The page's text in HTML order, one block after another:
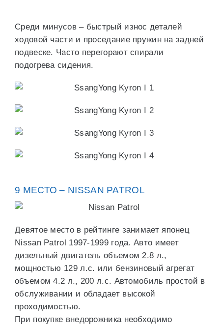
Среди минусов – быстрый износ деталей
ходовой части и проседание пружин на задней
подвеске. Часто перегорают спирали
подогрева сидения.
9 МЕСТО – NISSAN PATROL
Девятое место в рейтинге занимает японец
Nissan Patrol 1997-1999 года. Авто имеет
дизельный двигатель объемом 2.8 л.,
мощностью 129 л.с. или бензиновый агрегат
объемом 4.2 л., 200 л.с. Автомобиль простой в
обслуживании и обладает высокой
проходимостью.
При покупке внедорожника необходимо